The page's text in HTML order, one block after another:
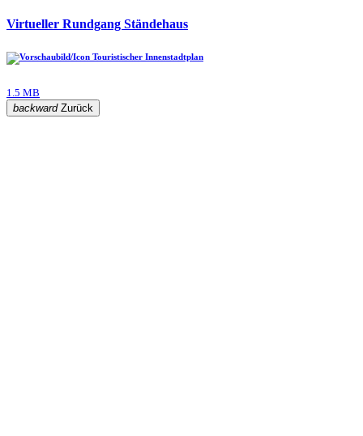
Virtueller Rundgang Ständehaus
Touristischer Innenstadtplan
1.5 MB
backwardZurück